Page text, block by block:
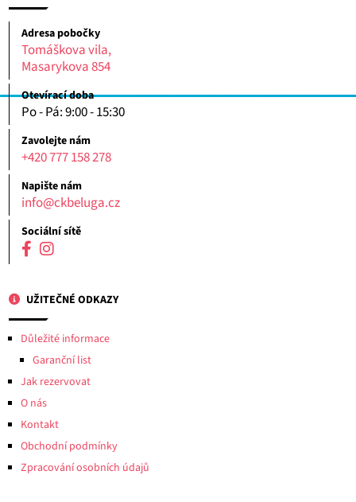
Adresa pobočky
Tomáškova vila,
Masarykova 854
Otevírací doba
Po - Pá: 9:00 - 15:30
Zavolejte nám
+420 777 158 278
Napište nám
info@ckbeluga.cz
Sociální sítě
UŽITEČNÉ ODKAZY
Důležité informace
Garanční list
Jak rezervovat
O nás
Kontakt
Obchodní podmínky
Zpracování osobních údajů